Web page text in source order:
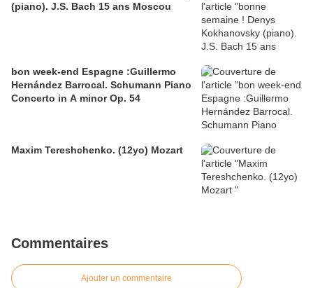
(piano). J.S. Bach 15 ans Moscou
bon week-end Espagne :Guillermo
Hernández Barrocal. Schumann Piano
Concerto in A minor Op. 54
Maxim Tereshchenko. (12yo) Mozart
Commentaires
Ajouter un commentaire